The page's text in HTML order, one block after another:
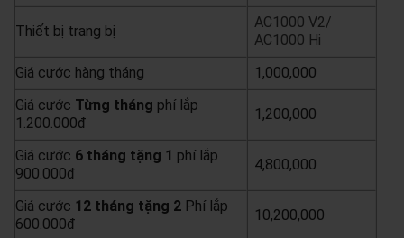
Thiết bị trang bị
AC1000 V2/
AC1000 Hi
Giá cước hàng tháng
1,000,000
Giá cước Từng tháng phí lắp
1.200.000đ
1,200,000
Giá cước 6 tháng tặng 1 phí lắp
900.000đ
4,800,000
Giá cước 12 tháng tặng 2 Phí lắp
600.000đ
10,200,000